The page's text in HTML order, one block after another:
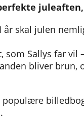
skal julen
som Sallys far
bliver brun,